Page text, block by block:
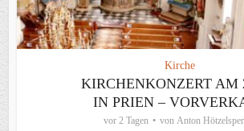
Kirche
KIRCHENKONZERT AM
IN PRIEN –
vor 2 Tagen von Anton